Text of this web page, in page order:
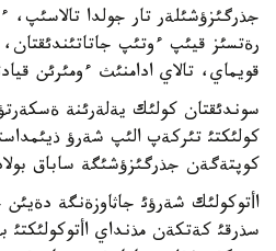
جذرگئزؤشئلةر تار جولدا تالاسئپ،
رةتسئز قيئپ ءوتئپ
قويماي، تالاي ادامنئث ءومئرئن
سوندئقتان كولئك يةلةرئنة
كولئكتئ تئركةپ الئپ شةرؤ
كوپتةگةن جذرگئزؤشئگة ساباق
اأتوكولئك شةرؤئ جاثاوزةنگة دةيئن
سذرقئ كةتكةن مذنداي